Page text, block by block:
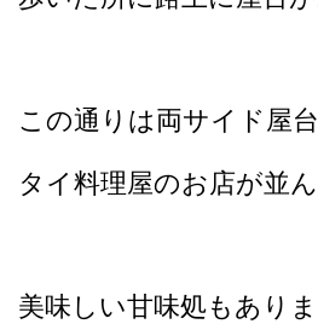
この通りは両サイド屋
タイ料理屋のお店が並
美味しい甘味処もありま